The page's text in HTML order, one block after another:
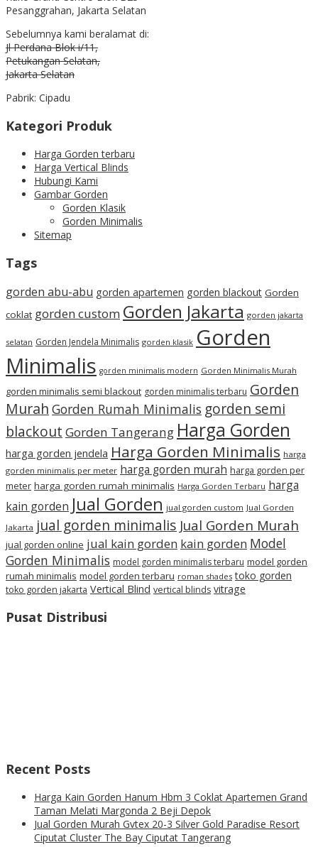
Pesanggrahan, Jakarta Selatan
Sebelumnya kami beralamat di:
Jl Perdana Blok i/11,
Petukangan Selatan,
Jakarta Selatan
Pabrik: Cipadu
Kategori Produk
Harga Gorden terbaru
Harga Vertical Blinds
Hubungi Kami
Gambar Gorden
Gorden Klasik
Gorden Minimalis
Sitemap
Tags
gorden abu-abu gorden apartemen gorden blackout Gorden
coklat gorden custom Gorden Jakarta gorden jakarta
selatan Gorden Jendela Minimalis gorden klasik Gorden
Minimalis gorden minimalis modern Gorden Minimalis Murah
gorden minimalis semi blackout gorden minimalis terbaru Gorden
Murah Gorden Rumah Minimalis gorden semi
blackout Gorden Tangerang Harga Gorden
harga gorden jendela Harga Gorden Minimalis harga
gorden minimalis per meter harga gorden murah harga gorden per
meter harga gorden rumah minimalis Harga Gorden Terbaru harga
kain gorden Jual Gorden jual gorden custom Jual Gorden
Jakarta jual gorden minimalis Jual Gorden Murah
jual gorden online jual kain gorden kain gorden Model
Gorden Minimalis model gorden minimalis terbaru model gorden
rumah minimalis model gorden terbaru roman shades toko gorden
toko gorden jakarta Vertical Blind vertical blinds vitrage
Pusat Distribusi
Recent Posts
Harga Kain Gorden Hanum Hbm 3 Coklat Apartemen Grand
Taman Melati Margonda 2 Beji Depok
Jual Gorden Murah Gvtex 20-3 Silver Gold Paradise Resort
Ciputat Cluster The Bay Ciputat Tangerang